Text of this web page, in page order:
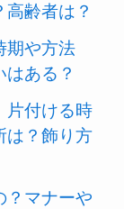
高齢者は？
期や方法
ある？
片付ける時
は？飾り方
？マナーや